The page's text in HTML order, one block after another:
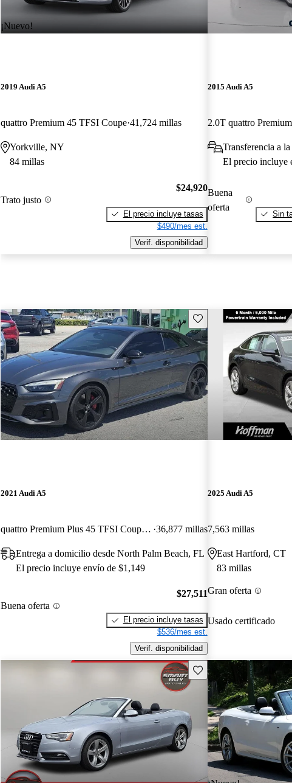
¡Nuevo!
2019 Audi A5
quattro Premium 45 TFSI Coupe 41,724 millas
Yorkville, NY
84 millas
Trato justo
$24,920
El precio incluye tasas
$490/mes est.
Verif. disponibilidad
2015 Audi A5
Transferencia a
El precio incluye
Buena
oferta
Sin
Guarda este Aviso
2021 Audi A5
quattro Premium Plus 45 TFSI Coupe AWD 36,877 millas
Entrega a domicilio desde North Palm Beach, FL
El precio incluye envío de $1,149
Buena oferta
$27,511
El precio incluye tasas
$536/mes est.
Verif. disponibilidad
2025 Audi A5
7,563 millas
East Hartford, CT
83 millas
Gran oferta
Usado certificado
Guarda este Aviso